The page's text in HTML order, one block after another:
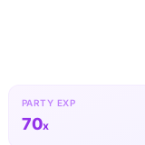
PARTY EXP
70x